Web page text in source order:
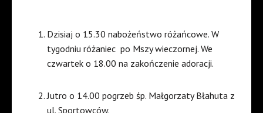
Dzisiaj o 15.30 nabożeństwo różańcowe. W
tygodniu różaniec po Mszy wieczornej. We
czwartek o 18.00 na zakończenie adoracji.
Jutro o 14.00 pogrzeb śp. Małgorzaty Błahuta z
ul. Sportowców.